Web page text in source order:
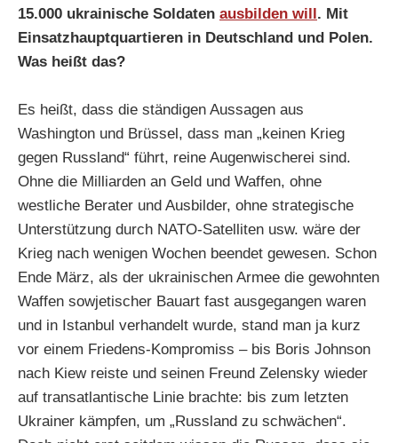
15.000 ukrainische Soldaten ausbilden will . Mit
Einsatzhauptquartieren in Deutschland und Polen.
Was heißt das?
Es heißt, dass die ständigen Aussagen aus
Washington und Brüssel, dass man „keinen Krieg
gegen Russland“ führt, reine Augenwischerei sind.
Ohne die Milliarden an Geld und Waffen, ohne
westliche Berater und Ausbilder, ohne strategische
Unterstützung durch NATO-Satelliten usw. wäre der
Krieg nach wenigen Wochen beendet gewesen. Schon
Ende März, als der ukrainischen Armee die gewohnten
Waffen sowjetischer Bauart fast ausgegangen waren
und in Istanbul verhandelt wurde, stand man ja kurz
vor einem Friedens-Kompromiss – bis Boris Johnson
nach Kiew reiste und seinen Freund Zelensky wieder
auf transatlantische Linie brachte: bis zum letzten
Ukrainer kämpfen, um „Russland zu schwächen“.